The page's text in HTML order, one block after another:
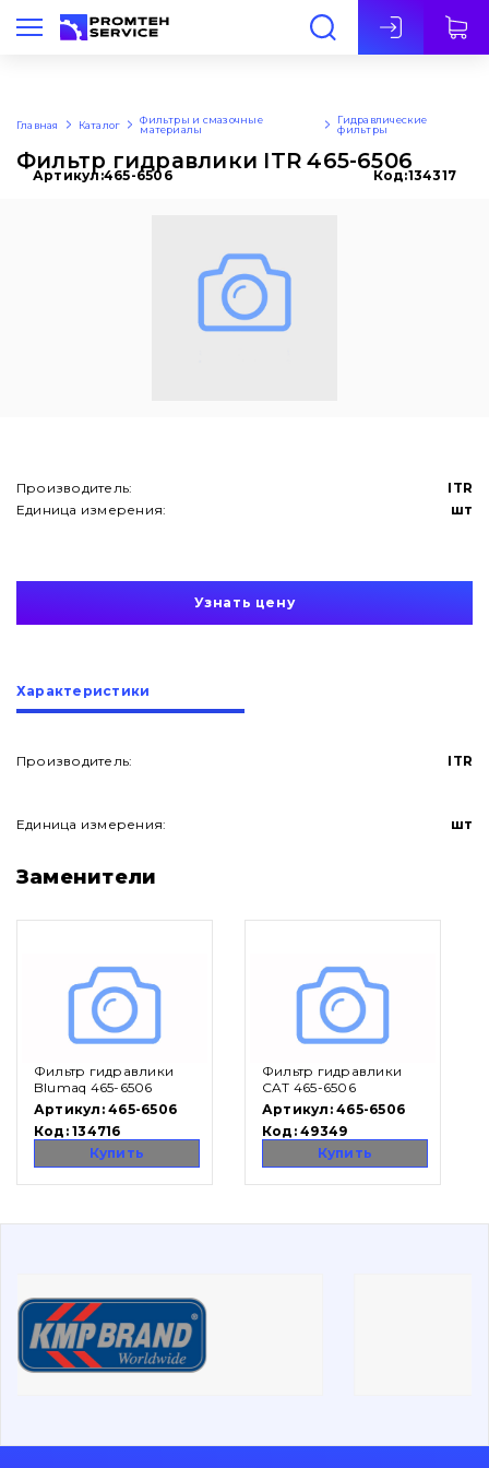
Рус
Вакансии
Каталог
Фильтры и смазочные материалы
Ходовая часть
Болты, гайки и элементы крепления
Ножи, режущие кромки
Защита (ковша, адаптера)
Главная Каталог
Фильтры и смазочные
материалы
Гидравлические
фильтры
Фильтр гидравлики ITR 465-6506
Артикул:465-6506 Код:134317
Производитель:
ITR
Единица измерения:
шт
Узнать цену
Характеристики
Производитель: ITR
Единица измерения: шт
Заменители
Фильтр гидравлики
Blumaq 465-6506
Артикул:465-6506
Код:134716
Купить
Фильтр гидравлики
CAT 465-6506
Артикул:465-6506
Код:49349
Купить